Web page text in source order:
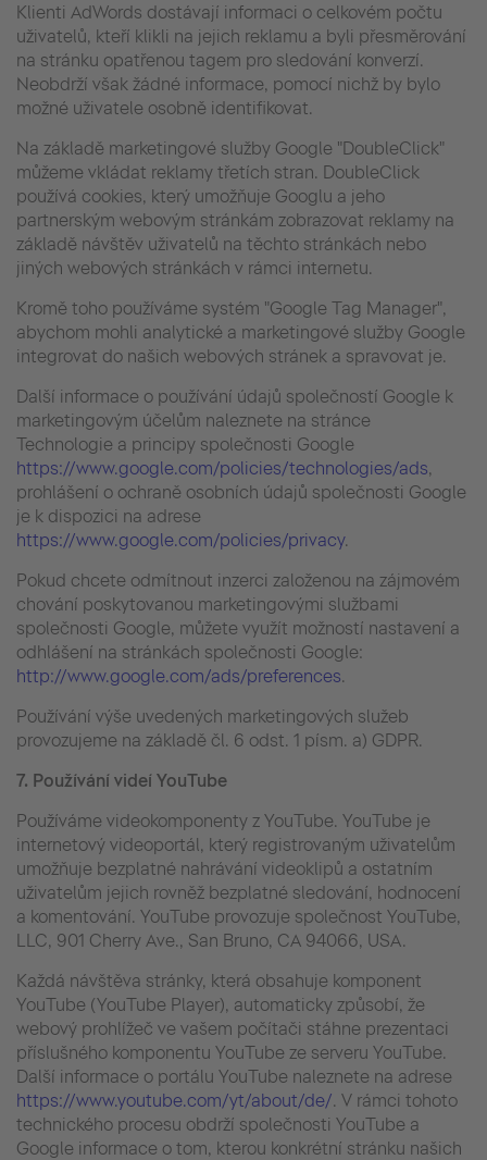
Klienti AdWords dostávají informaci o celkovém počtu
uživatelů, kteří klikli na jejich reklamu a byli přesměrování
na stránku opatřenou tagem pro sledování konverzí.
Neobdrží však žádné informace, pomocí nichž by bylo
možné uživatele osobně identifikovat.
Na základě marketingové služby Google "DoubleClick"
můžeme vkládat reklamy třetích stran. DoubleClick
používá cookies, který umožňuje Googlu a jeho
partnerským webovým stránkám zobrazovat reklamy na
základě návštěv uživatelů na těchto stránkách nebo
jiných webových stránkách v rámci internetu.
Kromě toho používáme systém "Google Tag Manager",
abychom mohli analytické a marketingové služby Google
integrovat do našich webových stránek a spravovat je.
Další informace o používání údajů společností Google k
marketingovým účelům naleznete na stránce
Technologie a principy společnosti Google
https://www.google.com/policies/technologies/ads,
prohlášení o ochraně osobních údajů společnosti Google
je k dispozici na adrese
https://www.google.com/policies/privacy.
Pokud chcete odmítnout inzerci založenou na zájmovém
chování poskytovanou marketingovými službami
společnosti Google, můžete využít možností nastavení a
odhlášení na stránkách společnosti Google:
http://www.google.com/ads/preferences.
Používání výše uvedených marketingových služeb
provozujeme na základě čl. 6 odst. 1 písm. a) GDPR.
7. Používání videí YouTube
Používáme videokomponenty z YouTube. YouTube je
internetový videoportál, který registrovaným uživatelům
umožňuje bezplatné nahrávání videoklipů a ostatním
uživatelům jejich rovněž bezplatné sledování, hodnocení
a komentování. YouTube provozuje společnost YouTube,
LLC, 901 Cherry Ave., San Bruno, CA 94066, USA.
Každá návštěva stránky, která obsahuje komponent
YouTube (YouTube Player), automaticky způsobí, že
webový prohlížeč ve vašem počítači stáhne prezentaci
příslušného komponentu YouTube ze serveru YouTube.
Další informace o portálu YouTube naleznete na adrese
https://www.youtube.com/yt/about/de/. V rámci tohoto
technického procesu obdrží společnosti YouTube a
Google informace o tom, kterou konkrétní stránku našich